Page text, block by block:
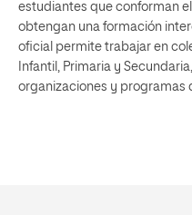
estudiantes que conforman
obtengan una formación
oficial permite trabajar en
Infantil, Primaria y
organizaciones y programas